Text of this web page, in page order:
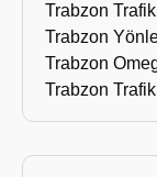
Trabzon
Trabzon
Trabzon
Trabzon